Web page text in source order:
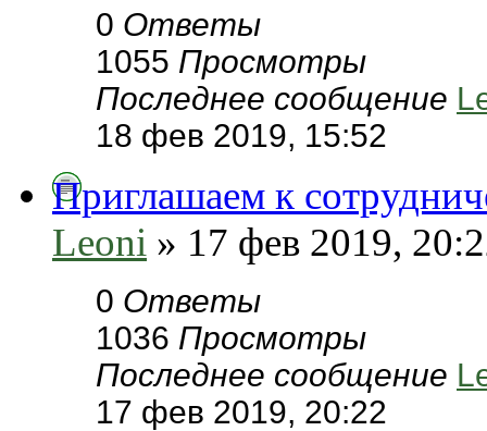
0 Ответы
1055 Просмотры
Последнее сообщение
18 фев 2019, 15:52
Приглашаем к
Leoni » 17 фев 2019,
0 Ответы
1036 Просмотры
Последнее сообщение
17 фев 2019, 20:22